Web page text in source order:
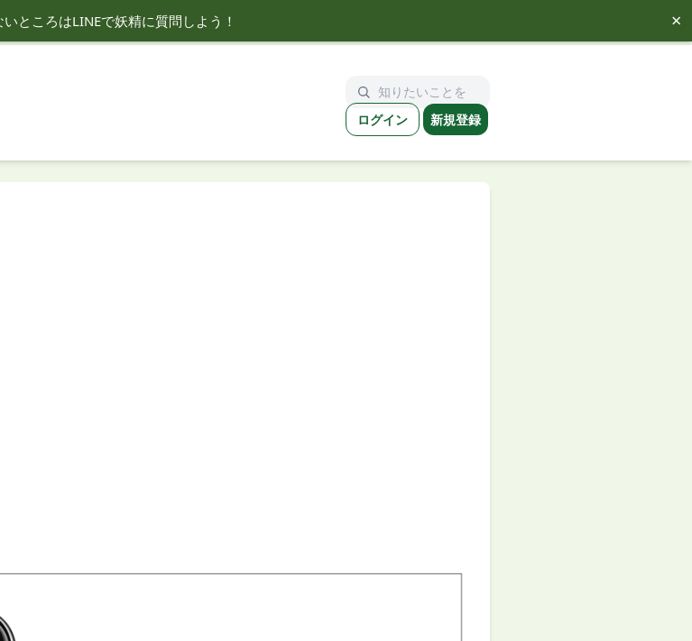
ところはLINEで妖精に質問しよう！ ×
ログイン 新規登録